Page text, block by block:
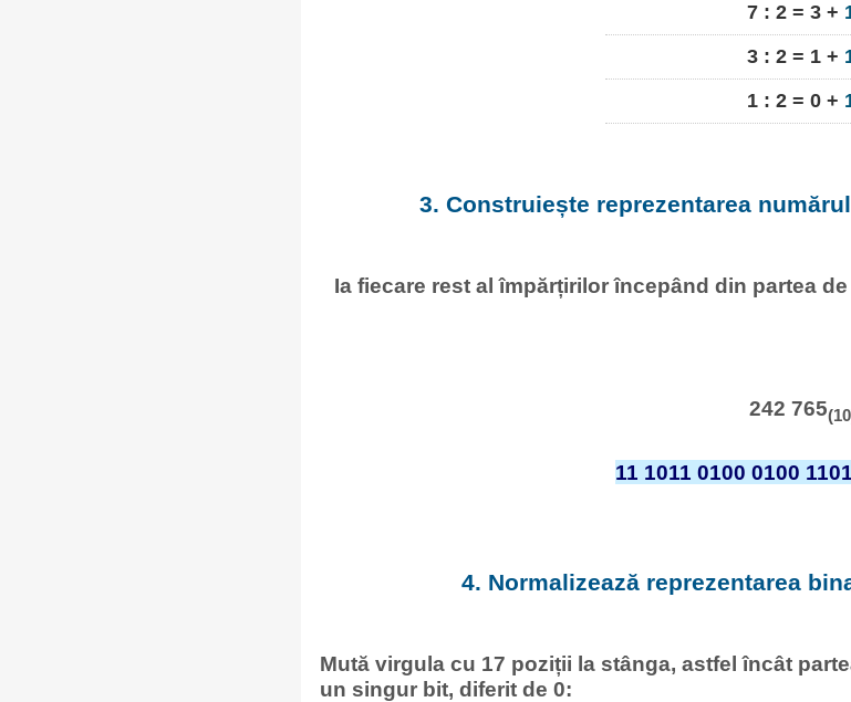
7 : 2 = 3 +
3 : 2 = 1 +
1 : 2 = 0 +
3. Construiește reprezentarea
Ia fiecare rest al împărțirilor începând din partea
242 765
11 1011 0100 0100 1101
4. Normalizează reprezentarea
Mută virgula cu 17 poziții la stânga, astfel încât
un singur bit, diferit de 0: